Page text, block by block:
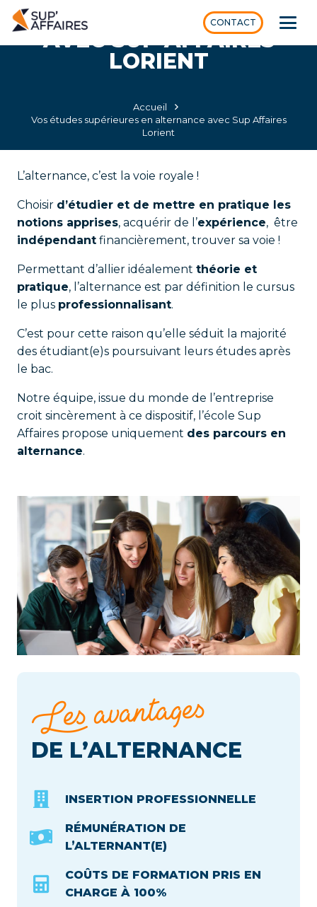
CONTACT
ALTERNANCE
AVEC SUP AFFAIRES
LORIENT
Accueil
Vos études supérieures en alternance avec Sup Affaires
Lorient
L’alternance, c’est la voie royale !
Choisir d’étudier et de mettre en pratique les
notions apprises, acquérir de l’expérience, être
indépendant financièrement, trouver sa voie !
Permettant d’allier idéalement théorie et
pratique, l’alternance est par définition le cursus
le plus professionnalisant.
C’est pour cette raison qu’elle séduit la majorité
des étudiant(e)s poursuivant leurs études après
le bac.
Notre équipe, issue du monde de l’entreprise
croit sincèrement à ce dispositif, l’école Sup
Affaires propose uniquement des parcours en
alternance.
Les avantages
DE L’ALTERNANCE
INSERTION PROFESSIONNELLE
RÉMUNÉRATION DE
L’ALTERNANT(E)
COÛTS DE FORMATION PRIS EN
CHARGE À 100%